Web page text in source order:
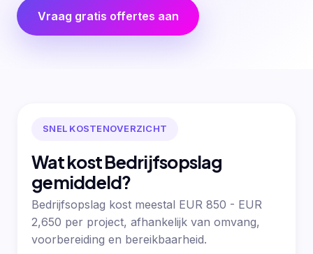
Vraag gratis offertes aan
SNEL KOSTENOVERZICHT
Wat kost Bedrijfsopslag
gemiddeld?
Bedrijfsopslag kost meestal EUR 850 - EUR
2,650 per project, afhankelijk van omvang,
voorbereiding en bereikbaarheid.